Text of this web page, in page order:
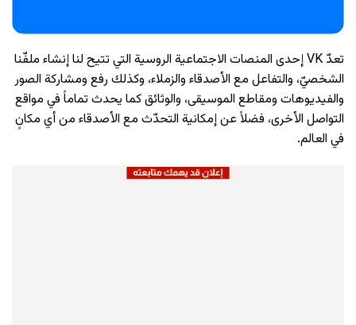
تعدّ VK إحدى المنصات الاجتماعية الروسية التي تتيح لنا إنشاء ملفّنا
الشخصيّ، والتفاعل مع الأصدقاء والزملاء، وكذلك رفع ومشاركة الصور
والفيديوهات ومقاطع الموسيقى، والوثائق كما يحدث تماماً في مواقع
التواصل الأخرى، فضلاً عن إمكانية التحدّث مع الأصدقاء من أي مكانٍ
في العالم.